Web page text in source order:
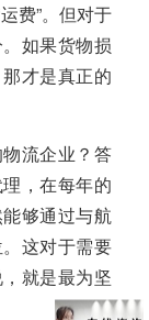
费”。但对于
如果货物损
才是真正的
流企业？答
，在每年的
够通过与航
这对于需要
就是最为坚